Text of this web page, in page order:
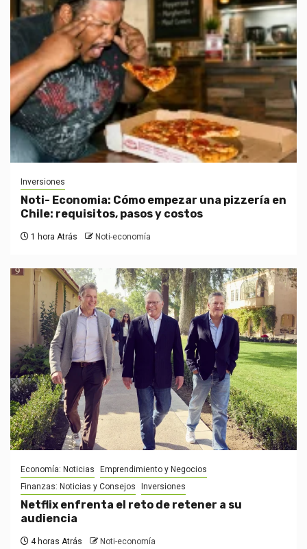
Inversiones
Noti- Economia: Cómo empezar una pizzería en
Chile: requisitos, pasos y costos
1 hora Atrás Noti-economía
Economía: Noticias
Emprendimiento y Negocios
Finanzas: Noticias y Consejos
Inversiones
Netflix enfrenta el reto de retener a su
audiencia
4 horas Atrás Noti-economía